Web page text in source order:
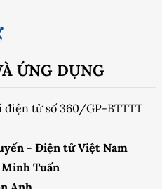
ỨNG DỤNG
điện tử số 360/GP-BTTTT
- Điện tử Việt Nam
Minh Tuấn